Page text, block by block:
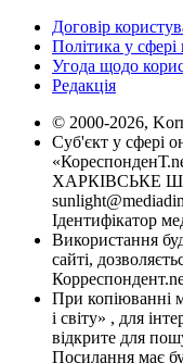
Договір
Політика у сфері
Угода щодо
Редакція
© 2000-2026,
Суб'єкт у сфері
ХАРКІВСЬКЕ
Ідентифікатор
Використання
сайті,
При копіюванні
і світу» , для
відкрите для
Посилання має